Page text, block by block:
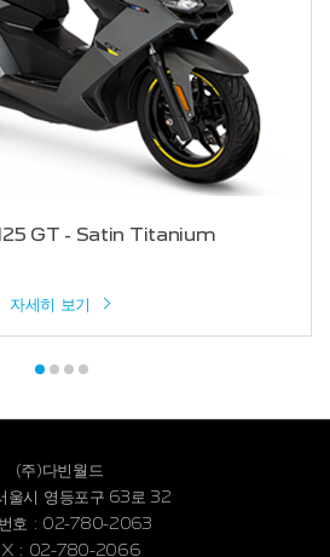
PULSION125 GT - Satin Titanium
자세히 보기
(주)다빈월드
울시 영등포구 63로 32
호 : 02-780-2063
: 02-780-2066